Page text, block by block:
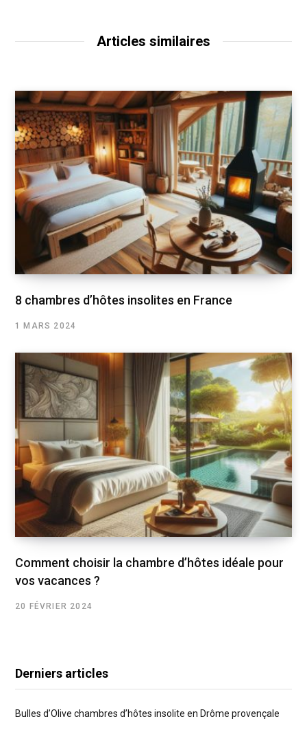
Articles similaires
8 chambres d’hôtes insolites en France
1 MARS 2024
Comment choisir la chambre d’hôtes idéale pour
vos vacances ?
20 FÉVRIER 2024
Derniers articles
Bulles d’Olive chambres d’hôtes insolite en Drôme provençale